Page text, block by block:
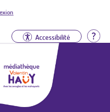
Accessibilité